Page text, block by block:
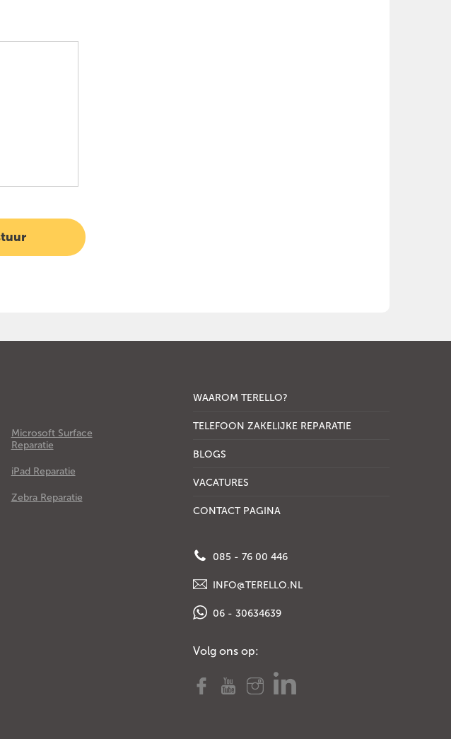
Microsoft Surface
Reparatie
iPad Reparatie
Zebra Reparatie
WAAROM TERELLO?
TELEFOON ZAKELIJKE REPARATIE
BLOGS
VACATURES
CONTACT PAGINA
085 - 76 00 446
INFO@TERELLO.NL
06 - 30634639
Volg ons op: